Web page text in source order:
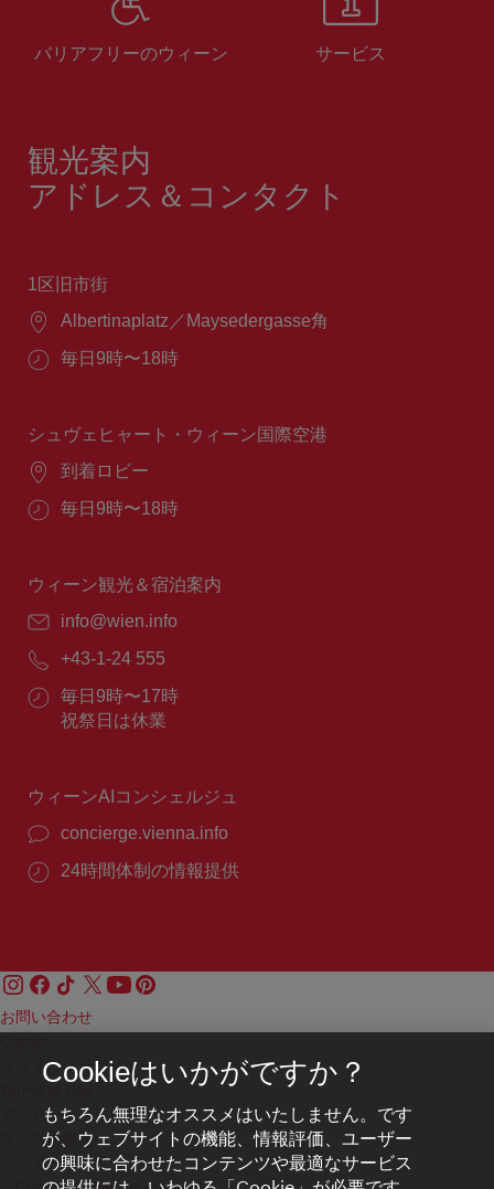
バリアフリーのウィーン サービス
観光案内
アドレス＆コンタクト
1区旧市街
場
Albertinaplatz／Maysedergasse角
営
間：
毎日9時〜18時
シュヴェヒャート・ウィーン国際空港
場
到着ロビー
営
間：
毎日9時〜18時
ウィーン観光＆宿泊案内
E
ー
ル：
info@wien.info
電
番
号：
+43-1-24 555
営
業
毎日9時〜17時
祝祭日は休業
ウィーンAIコンシェルジュ
concierge.vienna.info
24時間体制の情報提供
お問い合わせ
プライバシーポリシー
アクセシビリティ
プレス連絡先
クッキーの設定
Cookieはいかがですか？
もちろん無理なオススメはいたしません。です
が、ウェブサイトの機能、情報評価、ユーザー
の興味に合わせたコンテンツや最適なサービス